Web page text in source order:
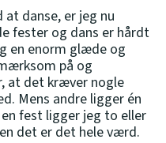
danse, er jeg nu
fester og dans er hårdt
en enorm glæde og
på og
at det kræver nogle
Mens andre ligger én
fest ligger jeg to eller
det er det hele værd.